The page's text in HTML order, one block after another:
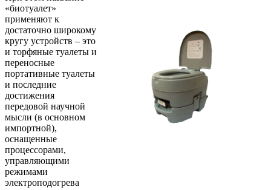
«биотуалет»
применяют к
достаточно широкому
кругу устройств – это
и торфяные туалеты и
переносные
портативные туалеты
и последние
достижения
передовой научной
мысли (в основном
импортной),
оснащенные
процессорами,
управляющими
режимами
электроподогрева